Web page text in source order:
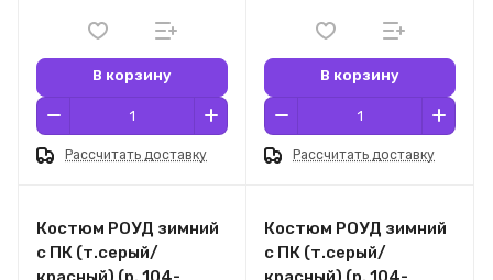
В корзину
Рассчитать доставку
В корзину
Рассчитать доставку
Костюм РОУД зимний
с ПК (т.серый/
Костюм РОУД зимний
с ПК (т.серый/